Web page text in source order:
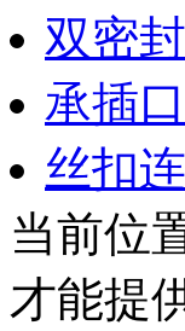
双密
承插
丝扣
当前位
才能提